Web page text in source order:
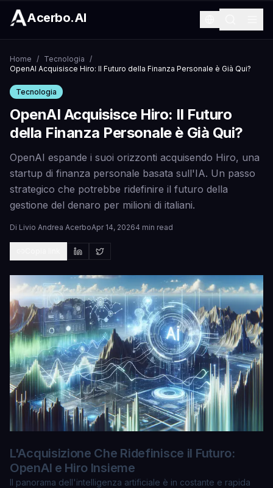
Acerbo.AI
Home / Tecnologia /
OpenAI Acquisisce Hiro: Il Futuro della Finanza Personale è Già Qui?
Tecnologia
OpenAI Acquisisce Hiro: Il Futuro
della Finanza Personale è Già Qui?
OpenAI espande i suoi orizzonti acquisendo Hiro, una
startup di finanza personale basata sull'IA. Un passo
strategico che potrebbe ridefinire il futuro della
gestione del denaro per milioni di italiani.
Di Livio Andrea AcerboApr 14, 20264 min read
L'Acquisizione Che Ridefinisce il Futuro:
OpenAI e Hiro Insieme
Il panorama dell'intelligenza artificiale è in costante e rapida